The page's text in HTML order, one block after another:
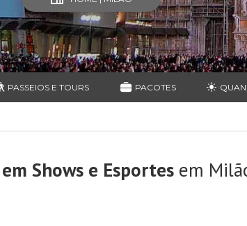
PASSEIOS E TOURS PACOTES
em Shows e Esportes em